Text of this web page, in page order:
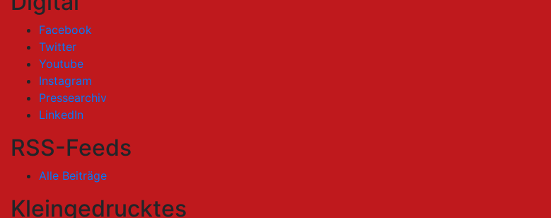
Facebook
Twitter
Youtube
Instagram
Pressearchiv
LinkedIn
RSS-Feeds
Alle Beiträge
Kleingedrucktes